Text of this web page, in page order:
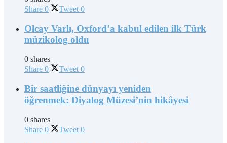
Share 0 Tweet 0
Olcay Varlı, Oxford’a kabul edilen ilk Türk
müzikolog oldu
0 shares
Share 0 Tweet 0
Bir saatliğine dünyayı yeniden
öğrenmek: Diyalog Müzesi’nin hikâyesi
0 shares
Share 0 Tweet 0